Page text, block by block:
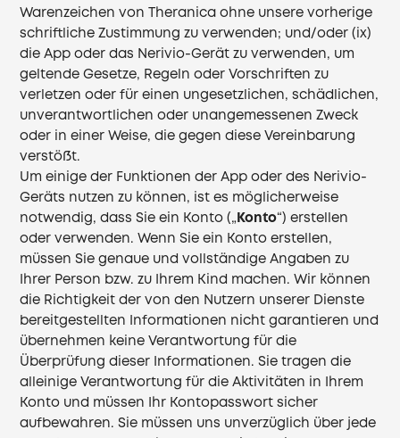
Warenzeichen von Theranica ohne unsere vorherige
schriftliche Zustimmung zu verwenden; und/oder (ix)
die App oder das Nerivio-Gerät zu verwenden, um
geltende Gesetze, Regeln oder Vorschriften zu
verletzen oder für einen ungesetzlichen, schädlichen,
unverantwortlichen oder unangemessenen Zweck
oder in einer Weise, die gegen diese Vereinbarung
verstößt.
Um einige der Funktionen der App oder des Nerivio-
Geräts nutzen zu können, ist es möglicherweise
notwendig, dass Sie ein Konto („ Konto“) erstellen
oder verwenden. Wenn Sie ein Konto erstellen,
müssen Sie genaue und vollständige Angaben zu
Ihrer Person bzw. zu Ihrem Kind machen. Wir können
die Richtigkeit der von den Nutzern unserer Dienste
bereitgestellten Informationen nicht garantieren und
übernehmen keine Verantwortung für die
Überprüfung dieser Informationen. Sie tragen die
alleinige Verantwortung für die Aktivitäten in Ihrem
Konto und müssen Ihr Kontopasswort sicher
aufbewahren. Sie müssen uns unverzüglich über jede